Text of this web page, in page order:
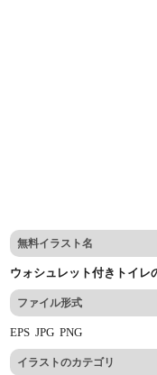
無料イラスト名
ウォシュレット付きトイレ
ファイル形式
EPSJPGPNG
イラストのカテゴリ